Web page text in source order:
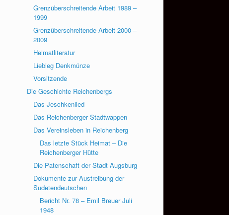
Grenzüberschreitende Arbeit 1989 –
1999
Grenzüberschreitende Arbeit 2000 –
2009
Heimatliteratur
Liebieg Denkmünze
Vorsitzende
Die Geschichte Reichenbergs
Das Jeschkenlied
Das Reichenberger Stadtwappen
Das Vereinsleben in Reichenberg
Das letzte Stück Heimat – Die
Reichenberger Hütte
Die Patenschaft der Stadt Augsburg
Dokumente zur Austreibung der
Sudetendeutschen
Bericht Nr. 78 – Emil Breuer Juli
1948